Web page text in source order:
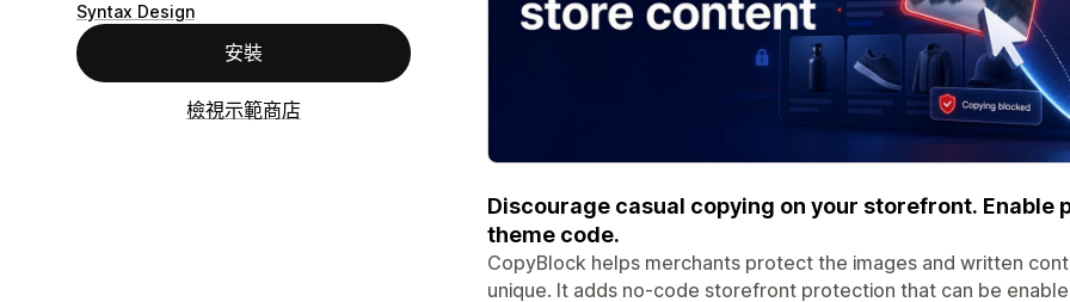
Syntax Design
安裝
檢視示範商店
Discourage casual copying on your storefront.
theme code.
CopyBlock helps merchants protect the images and written
unique. It adds no-code storefront protection that can be